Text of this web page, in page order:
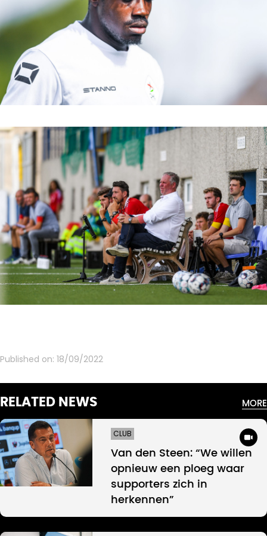
Published on: 18/09/2022
RELATED NEWS MORE
CLUB
Van den Steen: “We willen
opnieuw een ploeg waar
supporters zich in
herkennen”